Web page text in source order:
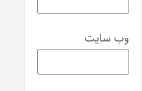
وب‌ سایت